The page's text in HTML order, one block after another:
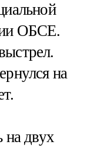
ОБСЕ.
на
на двух